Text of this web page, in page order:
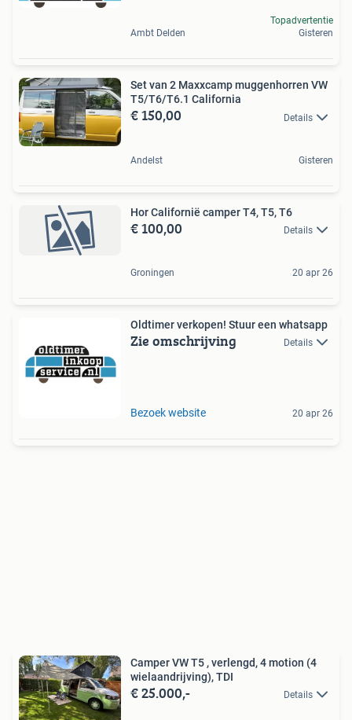
Ambt Delden
Topadvertentie
Gisteren
Set van 2 Maxxcamp muggenhorren VW
T5/T6/T6.1 California
€ 150,00 Details
Andelst Gisteren
Hor Californië camper T4, T5, T6
€ 100,00 Details
Groningen 20 apr 26
Oldtimer verkopen! Stuur een whatsapp
Zie omschrijving Details
Bezoek website 20 apr 26
Camper VW T5 , verlengd, 4 motion (4
wielaandrijving), TDI
€ 25.000,- Details